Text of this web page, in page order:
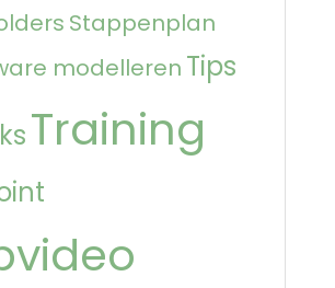
Stappenplan
modelleren Tips
Training